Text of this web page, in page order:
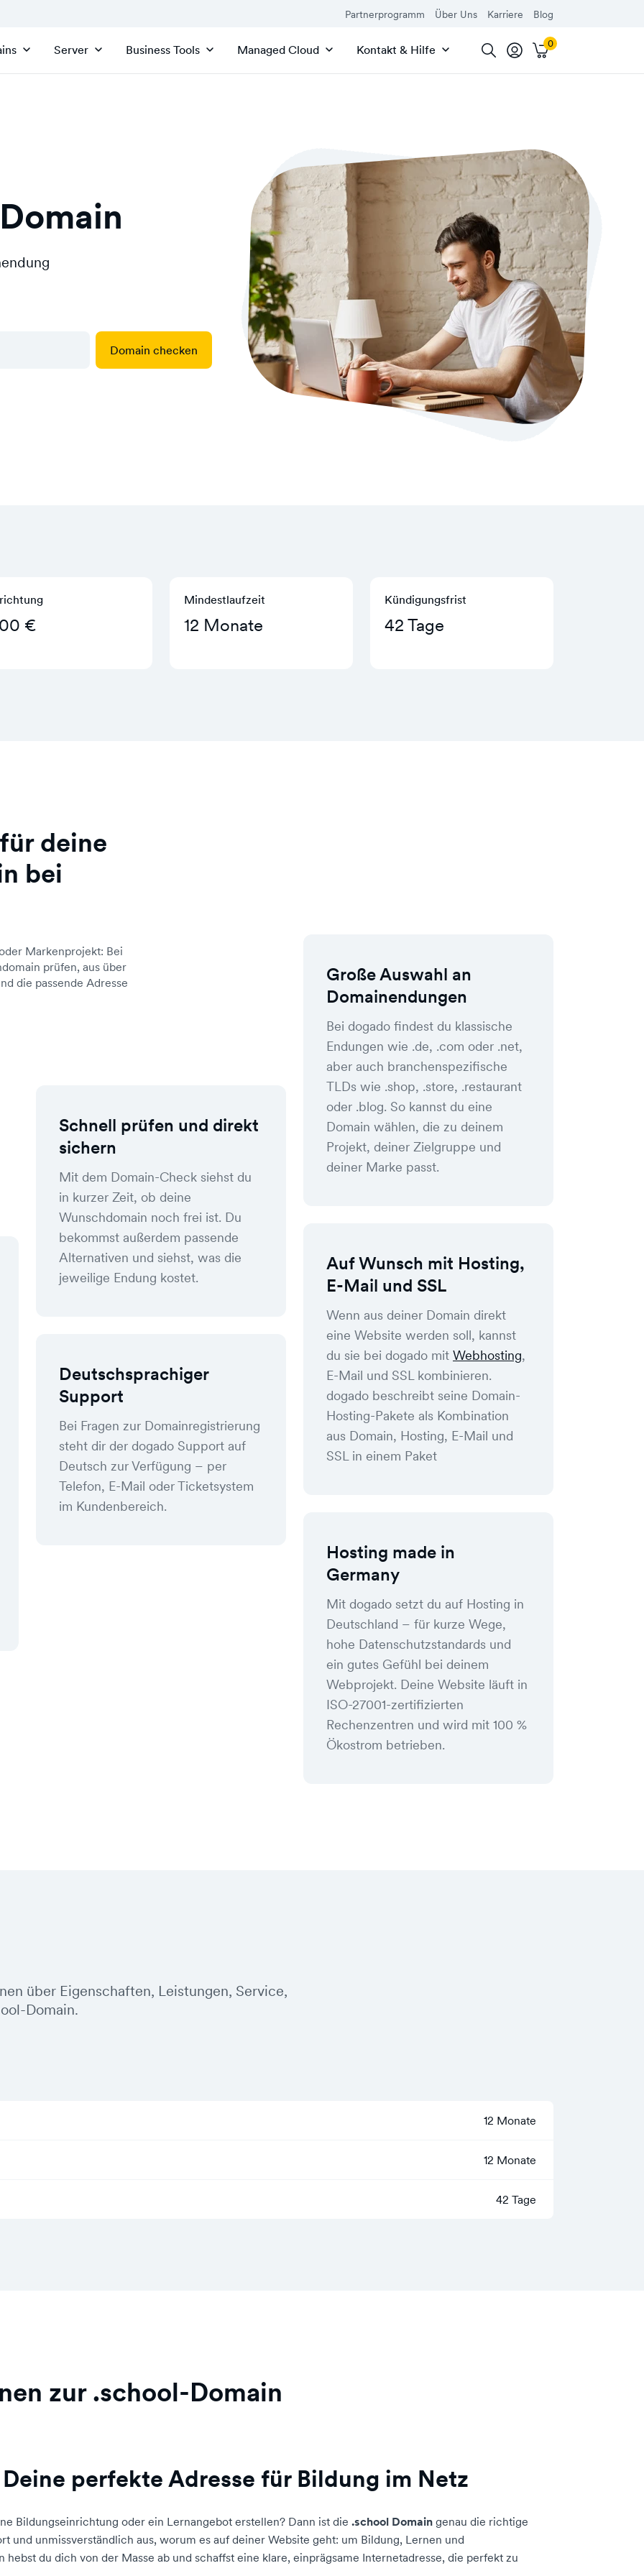
Partnerprogramm Über Uns Karriere Blog
Server Business Tools Managed Cloud Kontakt & Hilfe
Domain checken
€
Mindestlaufzeit
12 Monate
Kündigungs­frist
42 Tage
deine
bei
Markenprojekt: Bei
prüfen, aus über
die passende Adresse
Schnell prüfen und direkt
sichern
Mit dem Domain-Check siehst du
in kurzer Zeit, ob deine
Wunschdomain noch frei ist. Du
bekommst außerdem passende
Alternativen und siehst, was die
jeweilige Endung kostet.
Deutschsprachiger
Support
Bei Fragen zur Domainregistrierung
steht dir der dogado Support auf
Deutsch zur Verfügung – per
Telefon, E-Mail oder Ticketsystem
im Kundenbereich.
Große Auswahl an
Domainendungen
Bei dogado findest du klassische
Endungen wie .de, .com oder .net,
aber auch branchenspezifische
TLDs wie .shop, .store, .restaurant
oder .blog. So kannst du eine
Domain wählen, die zu deinem
Projekt, deiner Zielgruppe und
deiner Marke passt.
Auf Wunsch mit Hosting,
E-Mail und SSL
Wenn aus deiner Domain direkt
eine Website werden soll, kannst
du sie bei dogado mit Webhosting,
E-Mail und SSL kombinieren.
dogado beschreibt seine Domain-
Hosting-Pakete als Kombination
aus Domain, Hosting, E-Mail und
SSL in einem Paket
Hosting made in
Germany
Mit dogado setzt du auf Hosting in
Deutschland – für kurze Wege,
hohe Datenschutzstandards und
ein gutes Gefühl bei deinem
Webprojekt. Deine Website läuft in
ISO-27001-zertifizierten
Rechenzentren und wird mit 100 %
Ökostrom betrieben.
über Eigenschaften, Leistungen, Service,
Domain.
12 Monate
12 Monate
42 Tage
zur .school-Domain
perfekte Adresse für Bildung im Netz
Bildungseinrichtung oder ein Lernangebot erstellen? Dann ist die .school Domain genau die richtige
und unmissverständlich aus, worum es auf deiner Website geht: um Bildung, Lernen und
du dich von der Masse ab und schaffst eine klare, einprägsame Internetadresse, die perfekt zu